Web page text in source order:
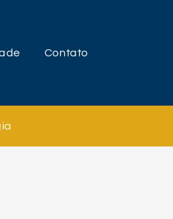
Contato